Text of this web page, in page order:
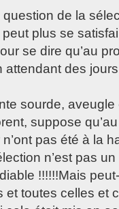
de la
plus se
se dire qu’au
attendant des
sourde, aveugle
suppose
pas été à la
n’est pas
!!!!!!Mais
et toutes celles et